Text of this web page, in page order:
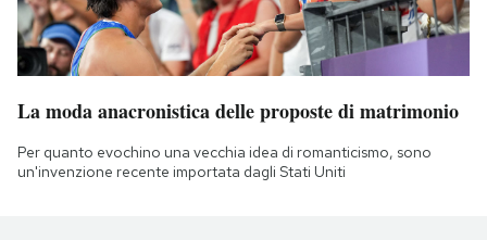
La moda anacronistica delle proposte di matrimonio
Per quanto evochino una vecchia idea di romanticismo, sono
un'invenzione recente importata dagli Stati Uniti